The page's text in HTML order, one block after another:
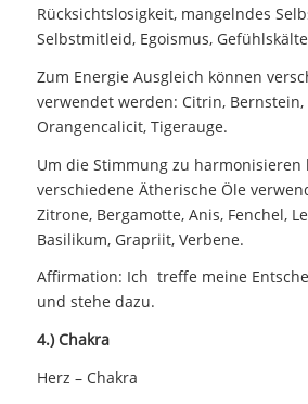
Rücksichtslosigkeit, mangelndes
Selbstmitleid, Egoismus,
Zum Energie Ausgleich können
verwendet werden: Citrin, Bernstein,
Orangencalicit, Tigerauge.
Um die Stimmung zu harmonisieren
verschiedene Ätherische Öle
Zitrone, Bergamotte, Anis, Fenchel,
Basilikum, Grapriit, Verbene.
Affirmation: Ich treffe meine
und stehe dazu.
4.) Chakra
Herz – Chakra